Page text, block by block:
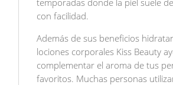
con facilidad.
Además de sus beneficios
lociones corporales Kiss Beauty
complementar el aroma de tus
favoritos. Muchas personas